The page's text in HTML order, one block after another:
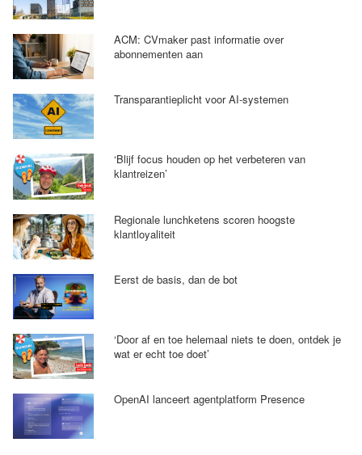
ACM: CVmaker past informatie over
abonnementen aan
Transparantieplicht voor AI-systemen
‘Blijf focus houden op het verbeteren van
klantreizen’
Regionale lunchketens scoren hoogste
klantloyaliteit
Eerst de basis, dan de bot
‘Door af en toe helemaal niets te doen, ontdek je
wat er echt toe doet’
OpenAI lanceert agentplatform Presence